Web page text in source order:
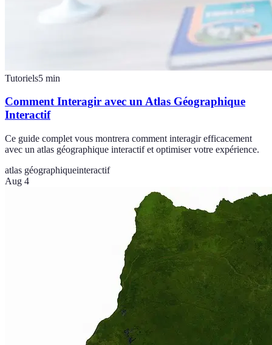
Tutoriels5 min
Comment Interagir avec un Atlas Géographique
Interactif
Ce guide complet vous montrera comment interagir efficacement
avec un atlas géographique interactif et optimiser votre expérience.
atlas géographiqueinteractif
Aug 4